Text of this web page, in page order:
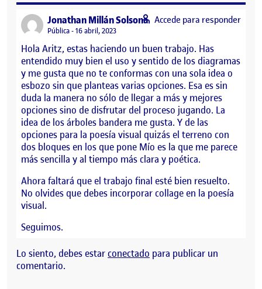
Jonathan Millán Solsonasays:
Visibilidad:
Pública 16 abril, 2023
Hola Aritz, estas haciendo un buen trabajo. Has
entendido muy bien el uso y sentido de los diagramas
y me gusta que no te conformas con una sola idea o
esbozo sin que planteas varias opciones. Esa es sin
duda la manera no sólo de llegar a más y mejores
opciones sino de disfrutar del proceso jugando. La
idea de los árboles bandera me gusta. Y de las
opciones para la poesía visual quizás el terreno con
dos bloques en los que pone Mío es la que me parece
más sencilla y al tiempo más clara y poética.
Ahora faltará que el trabajo final esté bien resuelto.
No olvides que debes incorporar collage en la poesía
visual.
Seguimos.
Accede para responder
Lo siento, debes estarconectado para publicar un
comentario.